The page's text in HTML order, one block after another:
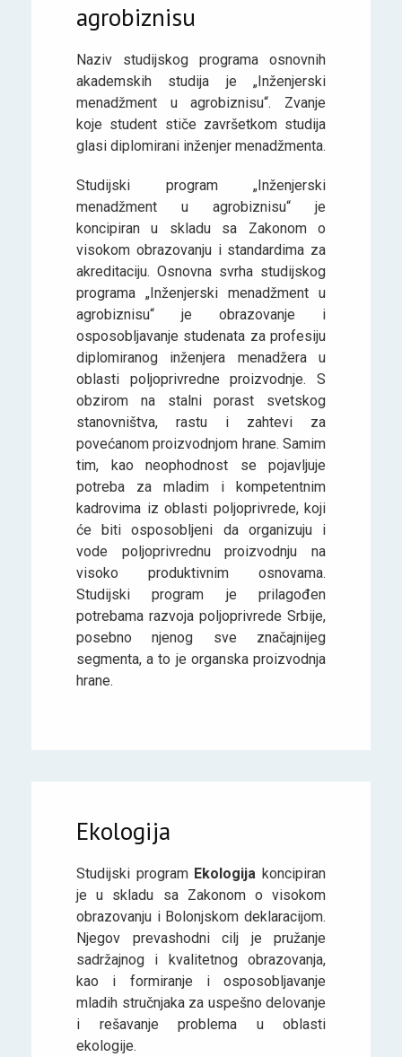
agrobiznisu
Naziv studijskog programa osnovnih
akademskih studija je „Inženjerski
menadžment u agrobiznisu“. Zvanje
koje student stiče završetkom studija
glasi diplomirani inženjer menadžmenta.
Studijski program „Inženjerski
menadžment u agrobiznisu“ je
koncipiran u skladu sa Zakonom o
visokom obrazovanju i standardima za
akreditaciju. Osnovna svrha studijskog
programa „Inženjerski menadžment u
agrobiznisu“ je obrazovanje i
osposobljavanje studenata za profesiju
diplomiranog inženjera menadžera u
oblasti poljoprivredne proizvodnje. S
obzirom na stalni porast svetskog
stanovništva, rastu i zahtevi za
povećanom proizvodnjom hrane. Samim
tim, kao neophodnost se pojavljuje
potreba za mladim i kompetentnim
kadrovima iz oblasti poljoprivrede, koji
će biti osposobljeni da organizuju i
vode poljoprivrednu proizvodnju na
visoko produktivnim osnovama.
Studijski program je prilagođen
potrebama razvoja poljoprivrede Srbije,
posebno njenog sve značajnijeg
segmenta, a to je organska proizvodnja
hrane.
Ekologija
Studijski programEkologija koncipiran
je u skladu sa Zakonom o visokom
obrazovanju i Bolonjskom deklaracijom.
Njegov prevashodni cilj je pružanje
sadržajnog i kvalitetnog obrazovanja,
kao i formiranje i osposobljavanje
mladih stručnjaka za uspešno delovanje
i rešavanje problema u oblasti
ekologije.